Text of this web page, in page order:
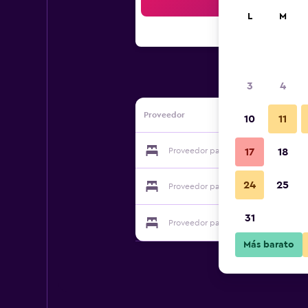
Proveedor
Proveedor para B&B la Coccinella
Proveedor para B&B la Coccinella
Proveedor para B&B la Coccinella
L M
3 4
10 11
17 18
24 25
31
Más barato